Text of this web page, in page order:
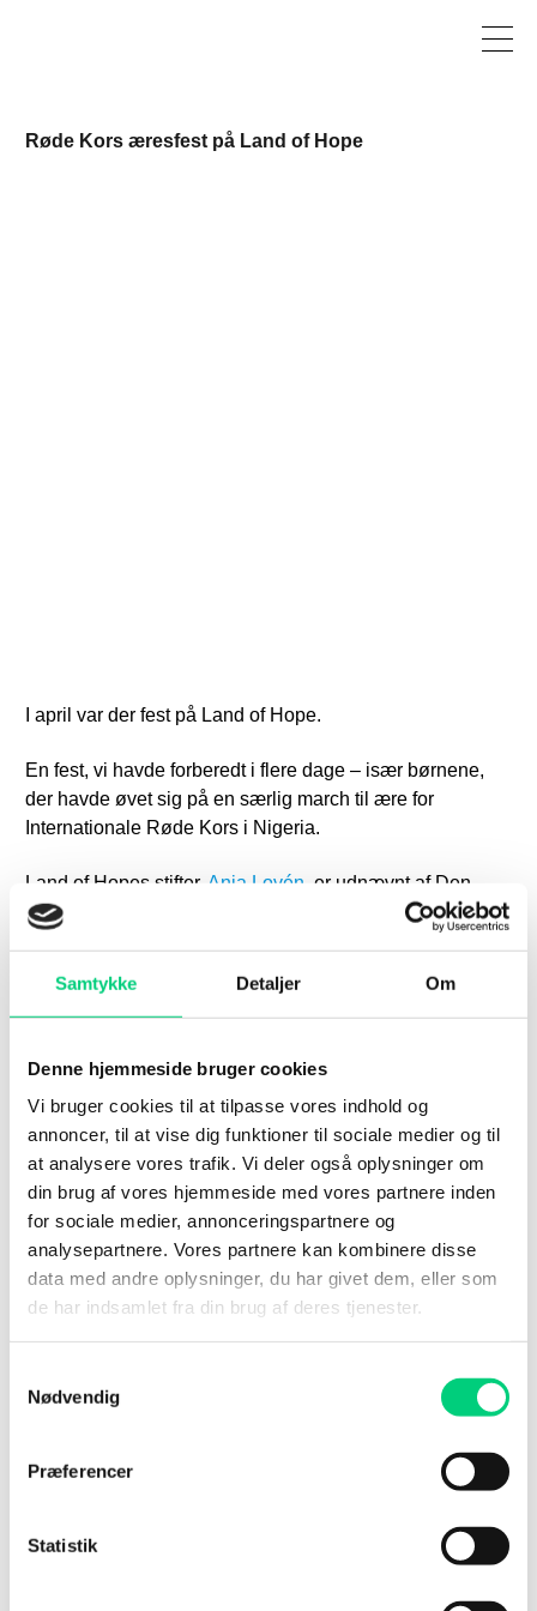
Samtykke Detaljer Om
Denne hjemmeside bruger cookies
Vi bruger cookies til at tilpasse vores indhold og
annoncer, til at vise dig funktioner til sociale medier og til
at analysere vores trafik. Vi deler også oplysninger om
din brug af vores hjemmeside med vores partnere inden
for sociale medier, annonceringspartnere og
analysepartnere. Vores partnere kan kombinere disse
data med andre oplysninger, du har givet dem, eller som
de har indsamlet fra din brug af deres tjenester.
Nødvendig
Præferencer
Statistik
Røde Kors æresfest på Land of Hope
I april var der fest på Land of Hope.
En fest, vi havde forberedt i flere dage – især børnene,
der havde øvet sig på en særlig march til ære for
Internationale Røde Kors i Nigeria.
Land of Hopes stifter, Anja Lovén , er udnævnt af Den
internationale Røde Kors Komite i Nigeria til Associate
siden af hende modtog også to meget betydningsfulde
Arrangementet fandt sted på Land of Hope, fordi vi nu
officielt er en samarbejdspartner for Røde Kors Nigeria
og et sted, hvor træning og vigtige begivenheder vil finde
sted fremover. Det er vi meget stolte af.
Hope og 12 andre børn fra Land of Hope er udnævnt til
“Red Crossers”. Det betyder, at de har lært at give
førstehjælp, så de også kan være med til at redde liv i
fremtiden. Og det er selvsagt et ansvar, der giver stor
Der er ingen tvivl om, at Land of Hope, Anja Lovén og
David Umem sammen med hele personalet gør en meget
stor forskel i Akwa Ibom.
Vi er stolte af, at Den Internationale Røde Kors Komite